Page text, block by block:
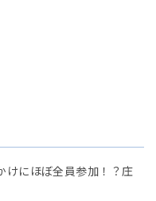
けにほぼ全員参加！？庄